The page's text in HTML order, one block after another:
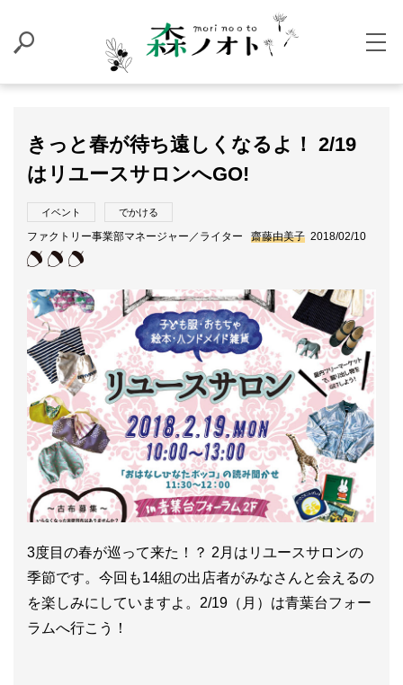
きっと春が待ち遠しくなるよ！ 2/19
はリユースサロンへGO!
イベント でかける
ファクトリー事業部マネージャー／ライター 齋藤由美子 2018/02/10
3度目の春が巡って来た！？ 2月はリユースサロンの
季節です。今回も14組の出店者がみなさんと会えるの
を楽しみにしていますよ。2/19（月）は青葉台フォー
ラムへ行こう！